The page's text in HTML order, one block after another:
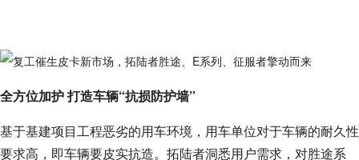
全方位加护 打造车辆“抗损防护墙”
基于基建项目工程恶劣的用车环境，用车单位对于车辆的耐久性
要求高，即车辆要皮实抗造。拓陆者洞悉用户需求，对胜途系